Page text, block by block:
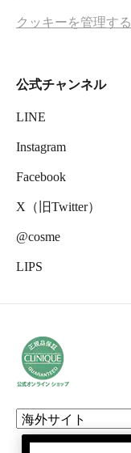
クッキーを管理する
公式チャンネル
LINE
Instagram
Facebook
X（旧Twitter）
@cosme
LIPS